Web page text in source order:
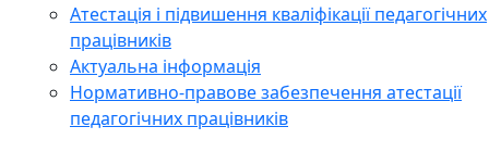
Атестація і підвишення кваліфікації педагогічних
працівників
Актуальна інформація
Нормативно-правове забезпечення атестації
педагогічних працівників